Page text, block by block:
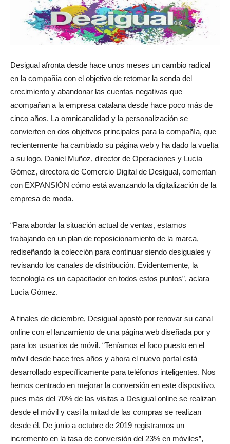
Desigual afronta desde hace unos meses un cambio radical
en la compañía con el objetivo de retomar la senda del
crecimiento y abandonar las cuentas negativas que
acompañan a la empresa catalana desde hace poco más de
cinco años. La omnicanalidad y la personalización se
convierten en dos objetivos principales para la compañía, que
recientemente ha cambiado su página web y ha dado la vuelta
a su logo. Daniel Muñoz, director de Operaciones y Lucía
Gómez, directora de Comercio Digital de Desigual, comentan
con EXPANSIÓN cómo está avanzando la digitalización de la
empresa de moda.
“Para abordar la situación actual de ventas, estamos
trabajando en un plan de reposicionamiento de la marca,
rediseñando la colección para continuar siendo desiguales y
revisando los canales de distribución. Evidentemente, la
tecnología es un capacitador en todos estos puntos”, aclara
Lucía Gómez.
A finales de diciembre, Desigual apostó por renovar su canal
online con el lanzamiento de una página web diseñada por y
para los usuarios de móvil. “Teníamos el foco puesto en el
móvil desde hace tres años y ahora el nuevo portal está
desarrollado específicamente para teléfonos inteligentes. Nos
hemos centrado en mejorar la conversión en este dispositivo,
pues más del 70% de las visitas a Desigual online se realizan
desde el móvil y casi la mitad de las compras se realizan
desde él. De junio a octubre de 2019 registramos un
incremento en la tasa de conversión del 23% en móviles”,